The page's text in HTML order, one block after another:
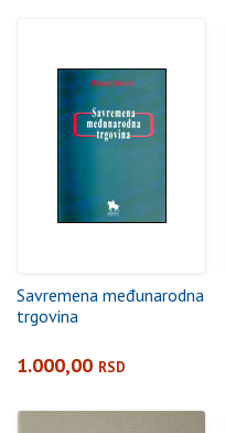
Savremena međunarodna
trgovina
1.000,00 RSD